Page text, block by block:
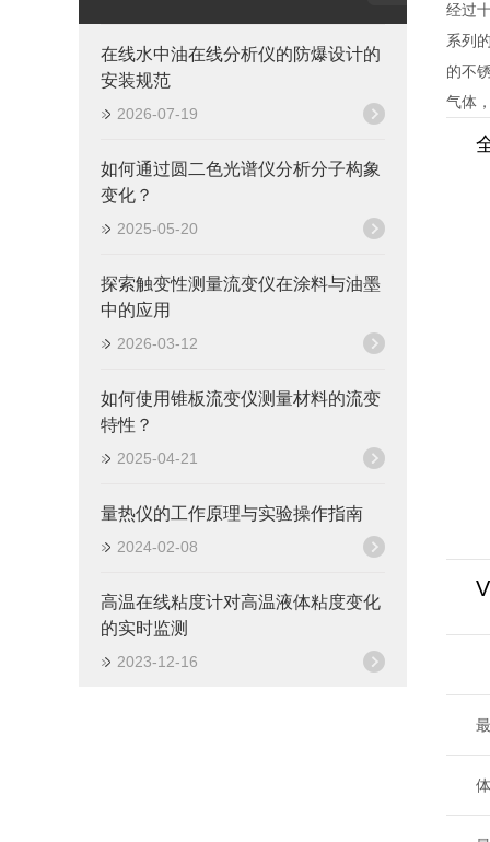
在线水中油在线分析仪的防爆设计的
安装规范
2026-07-19
如何通过圆二色光谱仪分析分子构象
变化？
2025-05-20
探索触变性测量流变仪在涂料与油墨
中的应用
2026-03-12
如何使用锥板流变仪测量材料的流变
特性？
2025-04-21
量热仪的工作原理与实验操作指南
2024-02-08
高温在线粘度计对高温液体粘度变化
的实时监测
2023-12-16
经过
系列
的不
气体